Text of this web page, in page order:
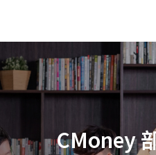
CMoney